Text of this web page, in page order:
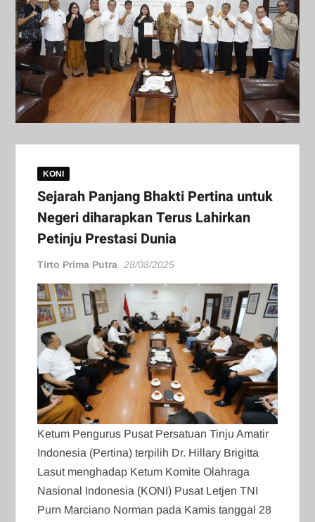
KONI
Sejarah Panjang Bhakti Pertina untuk
Negeri diharapkan Terus Lahirkan
Petinju Prestasi Dunia
Tirto Prima Putra 28/08/2025
Ketum Pengurus Pusat Persatuan Tinju Amatir
Indonesia (Pertina) terpilih Dr. Hillary Brigitta
Lasut menghadap Ketum Komite Olahraga
Nasional Indonesia (KONI) Pusat Letjen TNI
Purn Marciano Norman pada Kamis tanggal 28